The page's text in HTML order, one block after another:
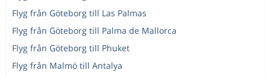
Flyg från Göteborg till Las Palmas
Flyg från Göteborg till Palma de Mallorca
Flyg från Göteborg till Phuket
Flyg från Malmö till Antalya